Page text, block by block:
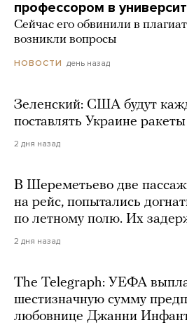
профессором в
Сейчас его обвинили в
возникли вопросы
НОВОСТИ день назад
Зеленский: США будут
поставлять Украине
2 дня назад
В Шереметьево две
на рейс, попытались
по летному полю. Их
2 дня назад
The Telegraph: УЕФА
шестизначную сумму
любовнице Джанни